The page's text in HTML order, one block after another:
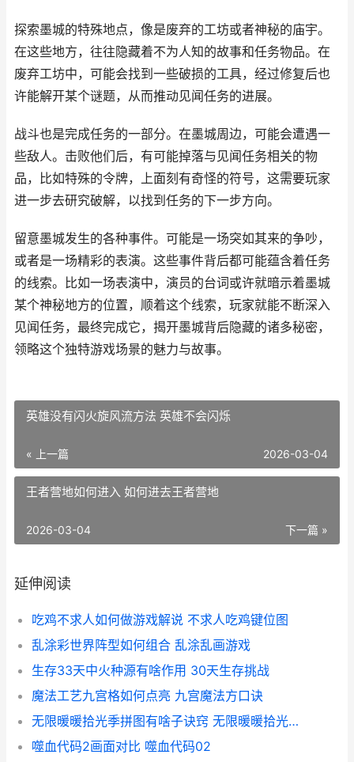
探索墨城的特殊地点，像是废弃的工坊或者神秘的庙宇。
在这些地方，往往隐藏着不为人知的故事和任务物品。在
废弃工坊中，可能会找到一些破损的工具，经过修复后也
许能解开某个谜题，从而推动见闻任务的进展。
战斗也是完成任务的一部分。在墨城周边，可能会遭遇一
些敌人。击败他们后，有可能掉落与见闻任务相关的物
品，比如特殊的令牌，上面刻有奇怪的符号，这需要玩家
进一步去研究破解，以找到任务的下一步方向。
留意墨城发生的各种事件。可能是一场突如其来的争吵，
或者是一场精彩的表演。这些事件背后都可能蕴含着任务
的线索。比如一场表演中，演员的台词或许就暗示着墨城
某个神秘地方的位置，顺着这个线索，玩家就能不断深入
见闻任务，最终完成它，揭开墨城背后隐藏的诸多秘密，
领略这个独特游戏场景的魅力与故事。
英雄没有闪火旋风流方法 英雄不会闪烁
« 上一篇 2026-03-04
王者营地如何进入 如何进去王者营地
下一篇 »
2026-03-04
延伸阅读
吃鸡不求人如何做游戏解说 不求人吃鸡键位图
乱涂彩世界阵型如何组合 乱涂乱画游戏
生存33天中火种源有啥作用 30天生存挑战
魔法工艺九宫格如何点亮 九宫魔法方口诀
无限暖暖拾光季拼图有啥子诀窍 无限暖暖拾光季活动
噬血代码2画面对比 噬血代码02